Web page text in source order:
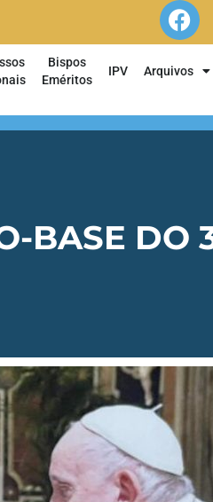
Bispos
Eméritos
IPV Arquivos
BASE DO